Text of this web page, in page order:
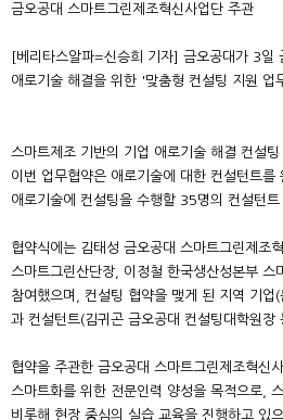
금오공대 스마트그린제조혁신사업단 주관
[베리타스알파=신승희 기자] 금오공대가 3일
애로기술 해결을 위한 '맞춤형 컨설팅 지원 업
스마트제조 기반의 기업 애로기술 해결 컨설
이번 업무협약은 애로기술에 대한 컨설턴트
애로기술에 컨설팅을 수행할 35명의 컨설턴
협약식에는 김태성 금오공대 스마트그린제조
스마트그린산단장, 이정철 한국생산성본부 스
참여했으며, 컨설팅 협약을 맺게 된 지역 기
과 컨설턴트(김귀곤 금오공대 컨설팅대학원장
협약을 주관한 금오공대 스마트그린제조혁신
스마트화를 위한 전문인력 양성을 목적으로,
비롯해 현장 중심의 실습 교육을 진행하고 있